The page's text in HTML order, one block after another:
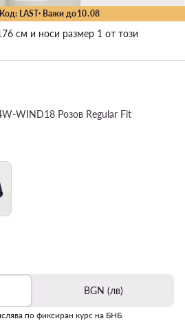
LAST· Важи до10.08
см и носи размер 1 от този
WIND18 Розов Regular Fit
BGN (лв)
по фиксиран курс на БНБ.